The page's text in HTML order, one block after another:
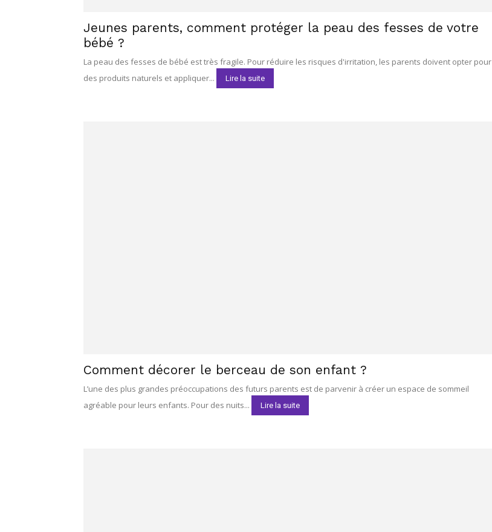
Jeunes parents, comment protéger la peau des fesses de votre
bébé ?
La peau des fesses de bébé est très fragile. Pour réduire les risques d'irritation, les parents doivent opter pour
des produits naturels et appliquer...
Lire la suite
Comment décorer le berceau de son enfant ?
L’une des plus grandes préoccupations des futurs parents est de parvenir à créer un espace de sommeil
agréable pour leurs enfants. Pour des nuits...
Lire la suite